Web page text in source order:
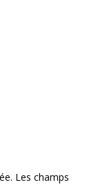
Les champs